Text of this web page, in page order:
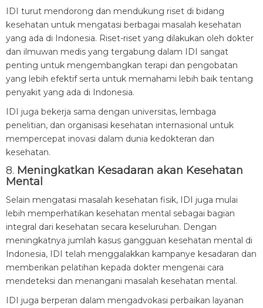
IDI turut mendorong dan mendukung riset di bidang
kesehatan untuk mengatasi berbagai masalah kesehatan
yang ada di Indonesia. Riset-riset yang dilakukan oleh dokter
dan ilmuwan medis yang tergabung dalam IDI sangat
penting untuk mengembangkan terapi dan pengobatan
yang lebih efektif serta untuk memahami lebih baik tentang
penyakit yang ada di Indonesia.
IDI juga bekerja sama dengan universitas, lembaga
penelitian, dan organisasi kesehatan internasional untuk
mempercepat inovasi dalam dunia kedokteran dan
kesehatan.
8. Meningkatkan Kesadaran akan Kesehatan
Mental
Selain mengatasi masalah kesehatan fisik, IDI juga mulai
lebih memperhatikan kesehatan mental sebagai bagian
integral dari kesehatan secara keseluruhan. Dengan
meningkatnya jumlah kasus gangguan kesehatan mental di
Indonesia, IDI telah menggalakkan kampanye kesadaran dan
memberikan pelatihan kepada dokter mengenai cara
mendeteksi dan menangani masalah kesehatan mental.
IDI juga berperan dalam mengadvokasi perbaikan layanan